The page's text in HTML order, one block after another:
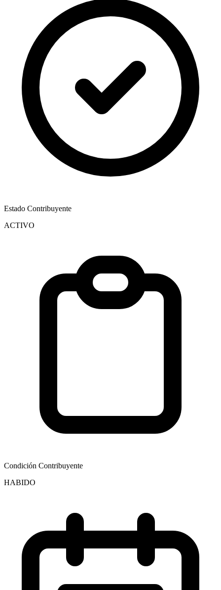
Estado Contribuyente
ACTIVO
Condición Contribuyente
HABIDO